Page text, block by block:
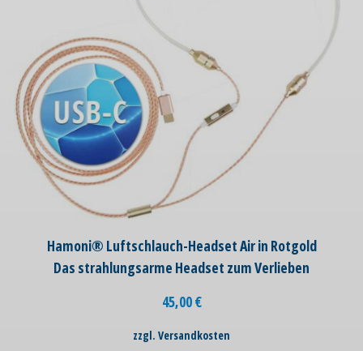
Hamoni® Luftschlauch-Headset Air in Rotgold
Das strahlungsarme Headset zum Verlieben
45,00€
zzgl. Versandkosten